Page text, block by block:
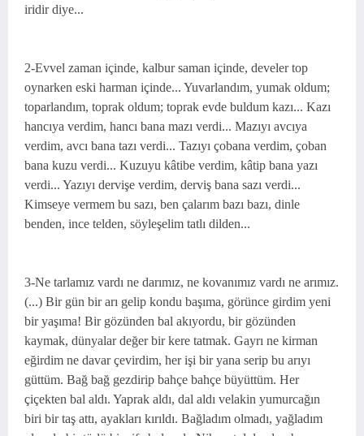
iridir diye...
2-Evvel zaman içinde, kalbur saman içinde, develer top
oynarken eski harman içinde... Yuvarlandım, yumak oldum;
toparlandım, toprak oldum; toprak evde buldum kazı... Kazı
hancıya verdim, hancı bana mazı verdi... Mazıyı avcıya
verdim, avcı bana tazı verdi... Tazıyı çobana verdim, çoban
bana kuzu verdi... Kuzuyu kâtibe verdim, kâtip bana yazı
verdi... Yazıyı dervişe verdim, derviş bana sazı verdi...
Kimseye vermem bu sazı, ben çalarım bazı bazı, dinle
benden, ince telden, söyleşelim tatlı dilden...
3-Ne tarlamız vardı ne darımız, ne kovanımız vardı ne arımız.
(...) Bir gün bir arı gelip kondu başıma, görünce girdim yeni
bir yaşıma! Bir gözünden bal akıyordu, bir gözünden
kaymak, dünyalar değer bir kere tatmak. Gayrı ne kirman
eğirdim ne davar çevirdim, her işi bir yana serip bu arıyı
güttüm. Bağ bağ gezdirip bahçe bahçe büyüttüm. Her
çiçekten bal aldı. Yaprak aldı, dal aldı velakin yumurcağın
biri bir taş attı, ayakları kırıldı. Bağladım olmadı, yağladım